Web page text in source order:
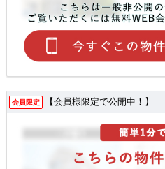
会員限定 【会員様限定で公開中！】